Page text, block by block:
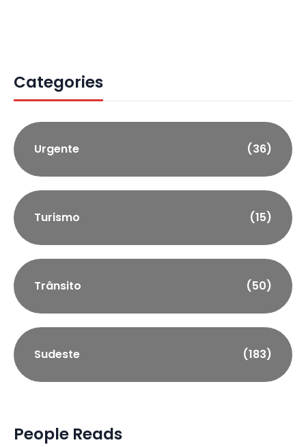
Categories
Urgente (36)
Turismo (15)
Trânsito (50)
Sudeste (183)
People Reads